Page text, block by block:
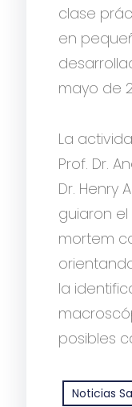
clase
en
mayo de
La
Prof. Dr.
Dr. Henry
guiaron
mortem
la
posibles
Noticias